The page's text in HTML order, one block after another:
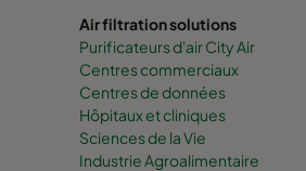
Air filtration solutions
Purificateurs d'air City Air
Centres commerciaux
Centres de données
Hôpitaux et cliniques
Sciences de la Vie
Industrie Agroalimentaire